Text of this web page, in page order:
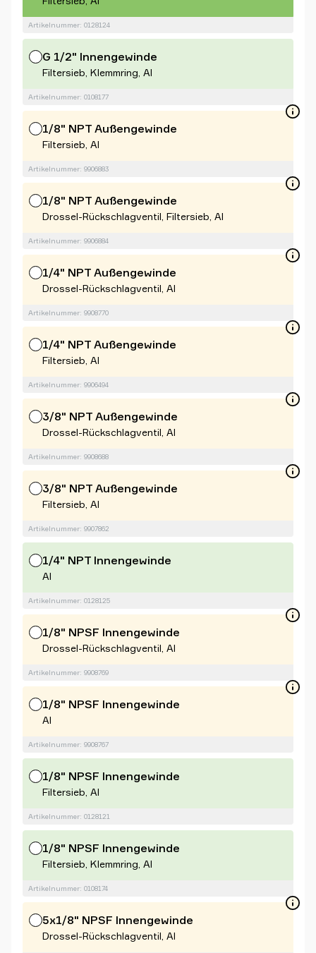
Artikelnummer: 0128124
G 1/2" Innengewinde
Filtersieb, Klemmring, Al
Artikelnummer: 0108177
1/8" NPT Außengewinde
Filtersieb, Al
Artikelnummer: 9906883
1/8" NPT Außengewinde
Drossel-Rückschlagventil, Filtersieb, Al
Artikelnummer: 9906884
1/4" NPT Außengewinde
Drossel-Rückschlagventil, Al
Artikelnummer: 9908770
1/4" NPT Außengewinde
Filtersieb, Al
Artikelnummer: 9906494
3/8" NPT Außengewinde
Drossel-Rückschlagventil, Al
Artikelnummer: 9908688
3/8" NPT Außengewinde
Filtersieb, Al
Artikelnummer: 9907862
1/4" NPT Innengewinde
Al
Artikelnummer: 0128125
1/8" NPSF Innengewinde
Drossel-Rückschlagventil, Al
Artikelnummer: 9908769
1/8" NPSF Innengewinde
Al
Artikelnummer: 9908767
1/8" NPSF Innengewinde
Filtersieb, Al
Artikelnummer: 0128121
1/8" NPSF Innengewinde
Filtersieb, Klemmring, Al
Artikelnummer: 0108174
5x1/8" NPSF Innengewinde
Drossel-Rückschlagventil, Al